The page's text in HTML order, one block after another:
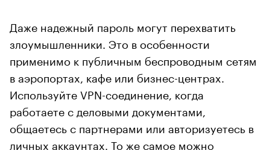
Даже надежный пароль могут перехватить
злоумышленники. Это в особенности
применимо к публичным беспроводным сетям
в аэропортах, кафе или бизнес-центрах.
Используйте VPN-соединение, когда
работаете с деловыми документами,
общаетесь с партнерами или авторизуетесь в
личных аккаунтах. То же самое можно